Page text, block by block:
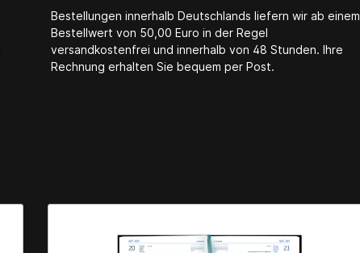
Bestellungen innerhalb Deutschlands liefern wir ab einem
Bestellwert von 50,00 Euro in der Regel
versandkostenfrei und innerhalb von 48 Stunden. Ihre
Rechnung erhalten Sie bequem per Post.